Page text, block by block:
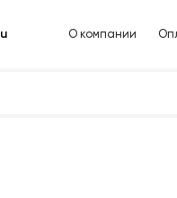
О компании